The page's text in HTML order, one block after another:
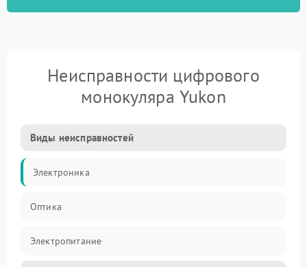
Неисправности цифрового
монокуляра Yukon
Виды неисправностей
Электроника
Оптика
Электропитание